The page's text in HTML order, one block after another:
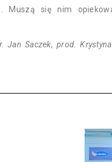
Muszą się nim
Jan Saczek, prod.